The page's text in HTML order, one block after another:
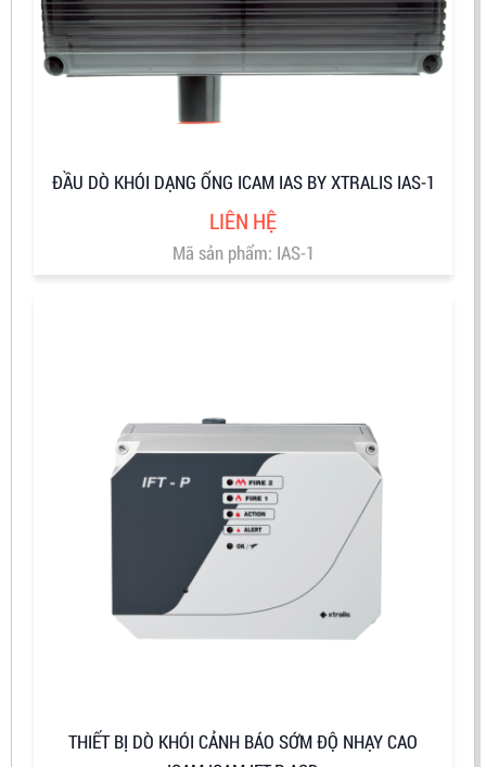
ĐẦU DÒ KHÓI DẠNG ỐNG ICAM IAS BY XTRALIS IAS-1
LIÊN HỆ
Mã sản phẩm: IAS-1
THIẾT BỊ DÒ KHÓI CẢNH BÁO SỚM ĐỘ NHẠY CAO